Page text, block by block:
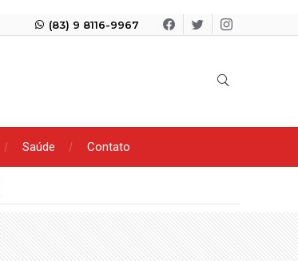
(83) 9 8116-9967
Saúde Contato